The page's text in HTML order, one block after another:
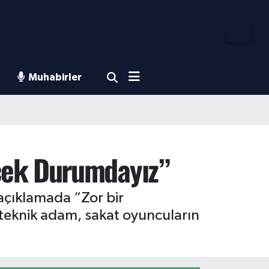
Muhabirler
Durumdayız”
“Zor bir
adam, sakat oyuncuların